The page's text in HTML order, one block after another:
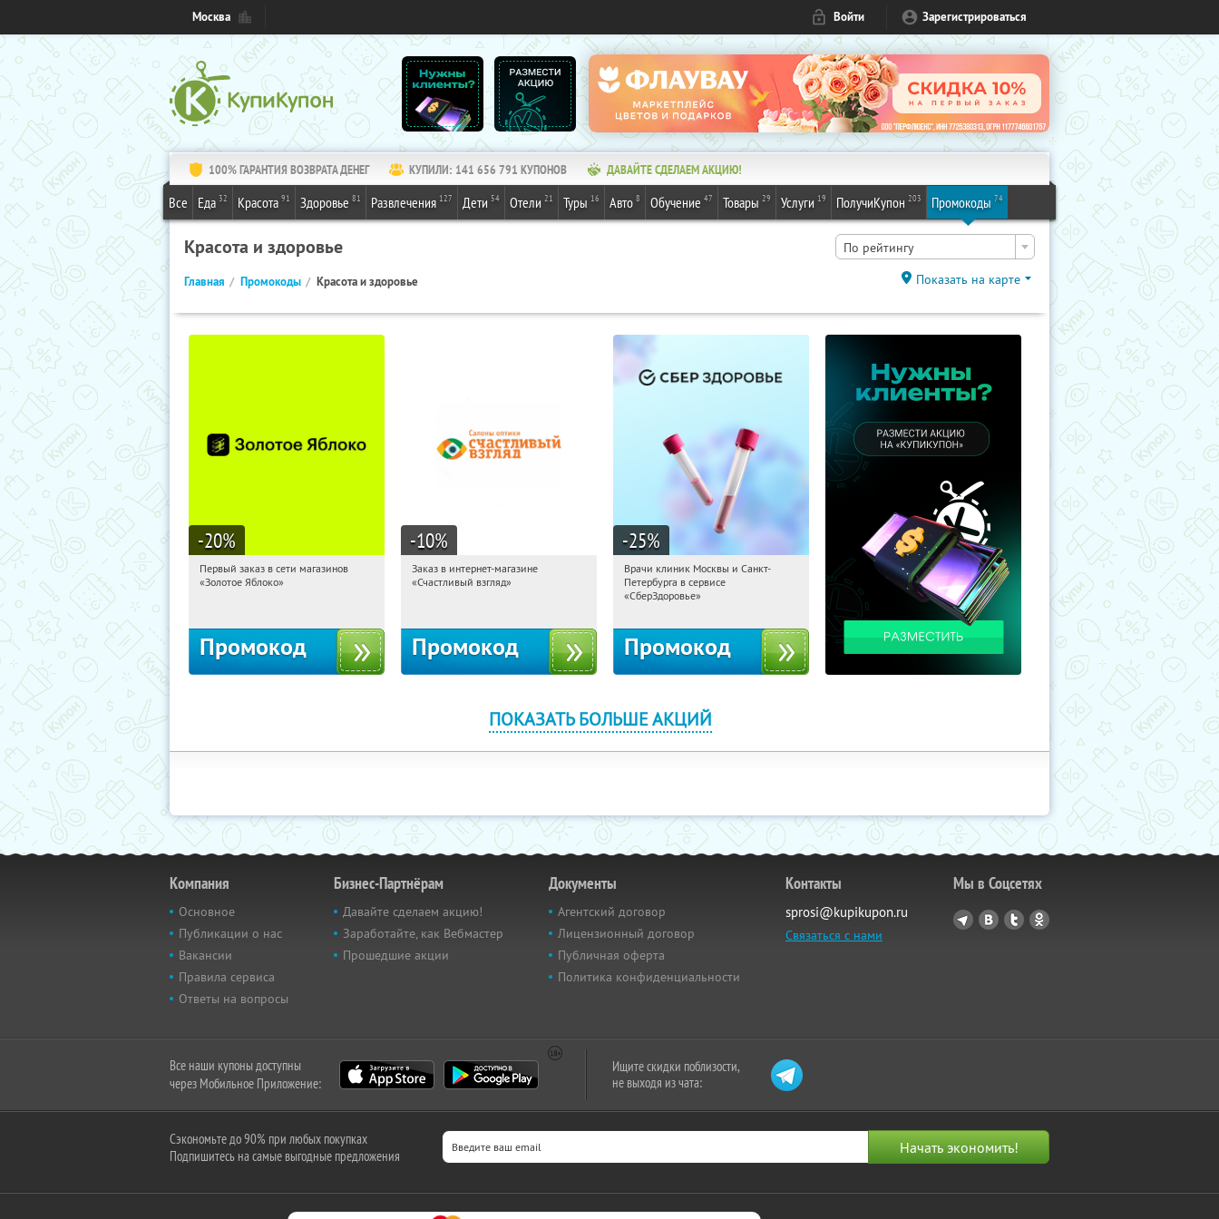
Москва Войти Зарегистрироваться
100% ГАРАНТИЯ ВОЗВРАТА ДЕНЕГ КУПИЛИ: 141 656 791 КУПОНОВ ДАВАЙТЕ СДЕЛАЕМ АКЦИЮ!
Все Еда 32 Красота 91 Здоровье 81 Развлечения 127 Дети 54 Отели 21 Туры 16 Авто 8 Обучение 47 Товары 29 Услуги 19 ПолучиКупон 203 Промокоды 74
Красота и здоровье По рейтингу
Главная Промокоды Красота и здоровье Показать на карте
-20%
21:36:08
Получи первым!
Первый заказ в сети магазинов
«Золотое Яблоко»
Промокод
-10%
21:36:08
Получи первым!
Заказ в интернет-магазине
«Счастливый взгляд»
Промокод
-25%
21:36:08 Получили:
г. Москва
Врачи клиник Москвы и Санкт-
Петербурга в сервисе
«СберЗдоровье»
Промокод
ПОКАЗАТЬ БОЛЬШЕ АКЦИЙ
Компания
Основное
Публикации о нас
Вакансии
Правила сервиса
Ответы на вопросы
Бизнес-Партнёрам
Давайте сделаем акцию!
Заработайте, как Вебмастер
Прошедшие акции
Документы
Агентский договор
Лицензионный договор
Публичная оферта
Политика конфиденциальности
Контакты
sprosi@kupikupon.ru
Связаться с нами
Мы в Соцсетях
Все наши купоны доступны
через Мобильное Приложение:
Ищите скидки поблизости,
не выходя из чата:
Сэкономьте до 90% при любых покупках
Подпишитесь на самые выгодные предложения